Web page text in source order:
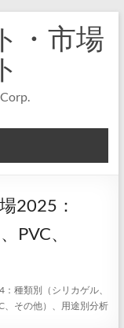
・市場
2025：
PVC、
種類別（シリカゲル、
、その他）、用途別分析